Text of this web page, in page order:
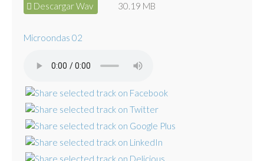
Descargar Wav 30.19 MB
Microondas 02